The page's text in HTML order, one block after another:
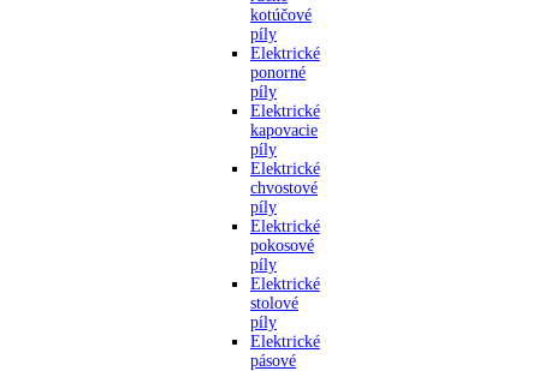
kotúčové
píly
Elektrické
ponorné
píly
Elektrické
kapovacie
píly
Elektrické
chvostové
píly
Elektrické
pokosové
píly
Elektrické
stolové
píly
Elektrické
pásové